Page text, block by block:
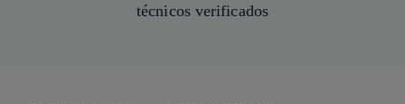
técnicos verificados